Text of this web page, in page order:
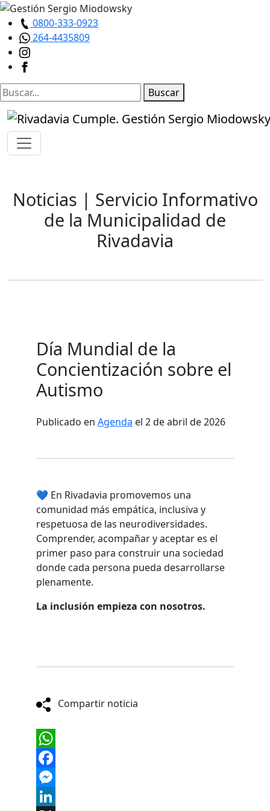
0800-333-0923
264-4435809
Buscar
Noticias | Servicio Informativo
de la Municipalidad de
Rivadavia
Día Mundial de la
Concientización sobre el
Autismo
Publicado en Agenda el 2 de abril de 2026
💙 En Rivadavia promovemos una
comunidad más empática, inclusiva y
respetuosa de las neurodiversidades.
Comprender, acompañar y aceptar es el
primer paso para construir una sociedad
donde cada persona pueda desarrollarse
plenamente.
La inclusión empieza con nosotros.
Compartir noticia
WhatsApp
Facebook
Messenger